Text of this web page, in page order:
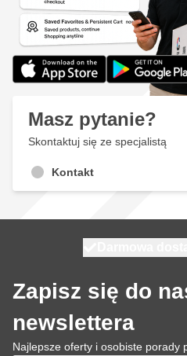
Masz pytanie?
Skontaktuj się ze specjalistą
Kontakt
Zapisz się do
newslettera
Najlepsze oferty i osobiste porady